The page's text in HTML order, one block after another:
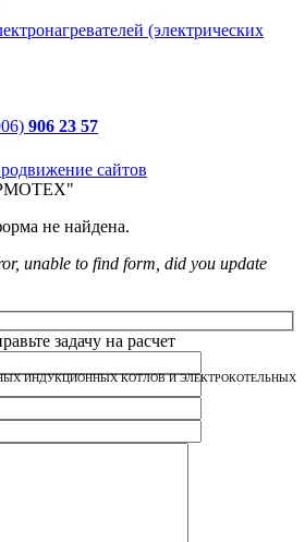
ИНДУКЦИОННЫХ КОТЛОВ И ЭЛЕКТРОКОТЕЛЬНЫХ
(электрических
906 23 57
сайтов
"
не найдена.
unable to find form, did you update
задачу на расчет